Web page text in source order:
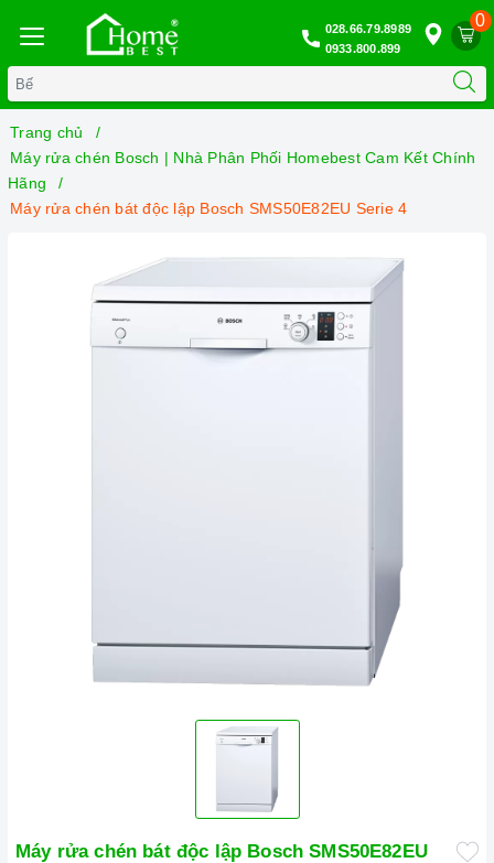
0
028.66.79.8989
0933.800.899
Trang chủ
Máy rửa chén Bosch | Nhà Phân Phối Homebest Cam Kết Chính
Hãng
Máy rửa chén bát độc lập Bosch SMS50E82EU Serie 4
Máy rửa chén bát độc lập Bosch SMS50E82EU